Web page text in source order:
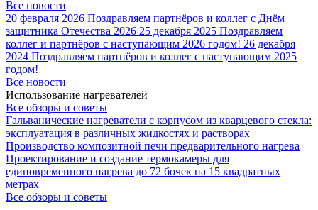
Все новости
20 февраля 2026 Поздравляем партнёров и коллег с Днём
защитника Отечества 2026 25 декабря 2025 Поздравляем
коллег и партнёров с наступающим 2026 годом! 26 декабря
2024 Поздравляем партнёров и коллег с наступающим 2025
годом!
Все новости
Использование нагревателей
Все обзоры и советы
Гальванические нагреватели с корпусом из кварцевого стекла:
эксплуатация в различных жидкостях и растворах
Производство композитной печи предварительного нагрева
Проектирование и создание термокамеры для
единовременного нагрева до 72 бочек на 15 квадратных
метрах
Все обзоры и советы